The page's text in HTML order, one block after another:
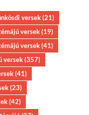
versek(21)
versek(19)
versek(41)
versek(357)
(41)
(23)
(42)